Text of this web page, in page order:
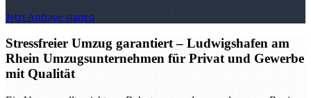
Jetzt Anfrage starten
Stressfreier Umzug garantiert – Ludwigshafen am
Rhein Umzugsunternehmen für Privat und Gewerbe
mit Qualität